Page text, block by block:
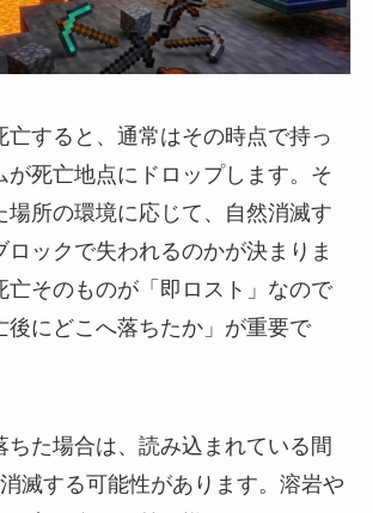
亡すると、通常はその時点で持っ
が死亡地点にドロップします。そ
場所の環境に応じて、自然消滅す
ロックで失われるのかが決まりま
亡そのものが「即ロスト」なので
後にどこへ落ちたか」が重要で
ちた場合は、読み込まれている間
滅する可能性があります。溶岩や